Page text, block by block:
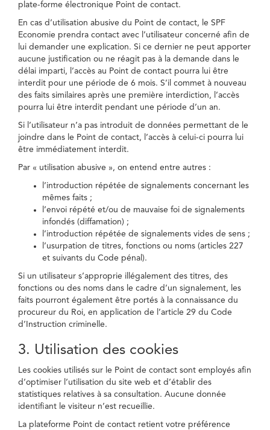
plate-forme électronique Point de contact.
En cas d’utilisation abusive du Point de contact, le SPF
Economie prendra contact avec l’utilisateur concerné afin de
lui demander une explication. Si ce dernier ne peut apporter
aucune justification ou ne réagit pas à la demande dans le
délai imparti, l’accès au Point de contact pourra lui être
interdit pour une période de 6 mois. S’il commet à nouveau
des faits similaires après une première interdiction, l’accès
pourra lui être interdit pendant une période d’un an.
Si l’utilisateur n’a pas introduit de données permettant de le
joindre dans le Point de contact, l’accès à celui-ci pourra lui
être immédiatement interdit.
Par « utilisation abusive », on entend entre autres :
l’introduction répétée de signalements concernant les
mêmes faits ;
l’envoi répété et/ou de mauvaise foi de signalements
infondés (diffamation) ;
l’introduction répétée de signalements vides de sens ;
l’usurpation de titres, fonctions ou noms (articles 227
et suivants du Code pénal).
Si un utilisateur s’approprie illégalement des titres, des
fonctions ou des noms dans le cadre d’un signalement, les
faits pourront également être portés à la connaissance du
procureur du Roi, en application de l’article 29 du Code
d’Instruction criminelle.
3. Utilisation des cookies
Les cookies utilisés sur le Point de contact sont employés afin
d’optimiser l’utilisation du site web et d’établir des
statistiques relatives à sa consultation. Aucune donnée
identifiant le visiteur n’est recueillie.
La plateforme Point de contact retient votre préférence